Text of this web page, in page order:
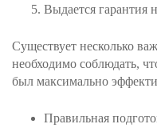
Выдается гарантия
Существует несколько
необходимо соблюдать,
был максимально
Правильная